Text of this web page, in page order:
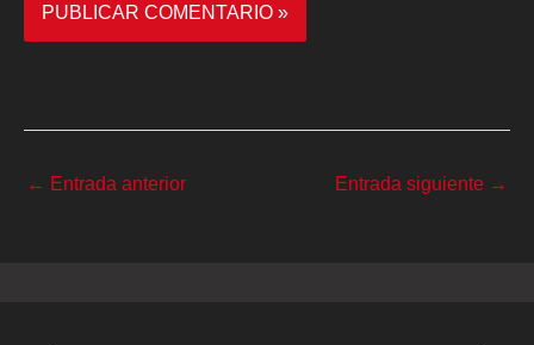
← Entrada anterior Entrada siguiente →